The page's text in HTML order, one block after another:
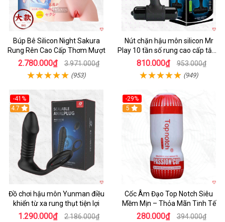
Búp Bê Silicon Night Sakura
Rung Rên Cao Cấp Thơm Mượt
2.780.000₫ 3.971.000₫
(953)
Nút chặn hậu môn silicon Mr
Play 10 tần số rung cao cấp tăng
khoái cảm
810.000₫ 953.000₫
(949)
-41%
Hot
4.7
Đồ chơi hậu môn Yunman điều
khiển từ xa rung thụt tiện lợi
1.290.000₫ 2.186.000₫
-29%
5
Cốc Âm Đạo Top Notch Siêu
Mềm Mịn – Thỏa Mãn Tinh Tế
280.000₫ 394.000₫